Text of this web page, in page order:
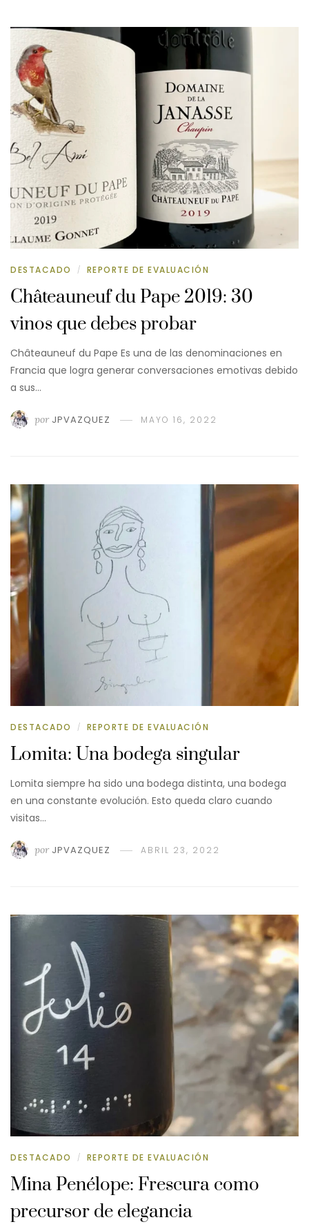
DESTACADO / REPORTE DE EVALUACIÓN
Châteauneuf du Pape 2019: 30
vinos que debes probar
Châteauneuf du Pape Es una de las denominaciones en
Francia que logra generar conversaciones emotivas debido
a sus…
por JPVAZQUEZ MAYO 16, 2022
DESTACADO / REPORTE DE EVALUACIÓN
Lomita: Una bodega singular
Lomita siempre ha sido una bodega distinta, una bodega
en una constante evolución. Esto queda claro cuando
visitas…
por JPVAZQUEZ ABRIL 23, 2022
DESTACADO / REPORTE DE EVALUACIÓN
Mina Penélope: Frescura como
precursor de elegancia